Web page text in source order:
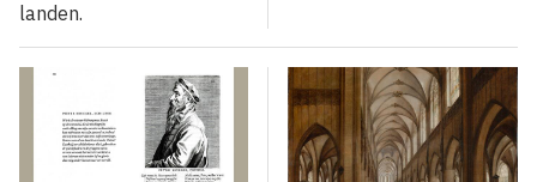
landen.